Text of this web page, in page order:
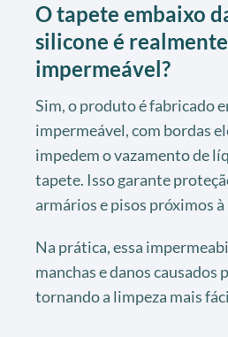
O tapete embaixo
silicone é realmente
impermeável?
Sim, o produto é fabricado
impermeável, com bordas
impedem o vazamento de
tapete. Isso garante
armários e pisos próximos à
Na prática, essa
manchas e danos causados
tornando a limpeza mais